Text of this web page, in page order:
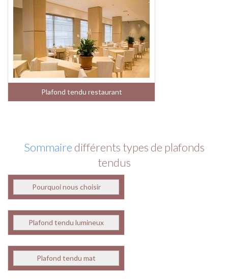
Plafond tendu restaurant
Sommaire différents types de plafonds
tendus
Pourquoi nous choisir
Plafond tendu lumineux
Plafond tendu mat